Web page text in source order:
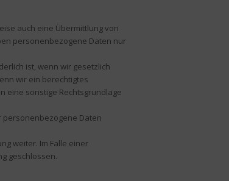
auch eine Übermittlung von
personenbezogene Daten nur
ist, wenn wir gesetzlich
wir ein berechtigtes
eine sonstige Rechtsgrundlage
personenbezogene Daten
weiter. Im Falle einer
geschlossen.